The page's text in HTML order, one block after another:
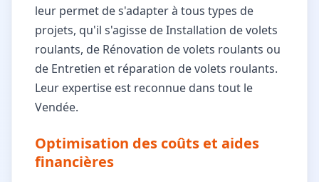
leur permet de s'adapter à tous types de
projets, qu'il s'agisse de Installation de volets
roulants, de Rénovation de volets roulants ou
de Entretien et réparation de volets roulants.
Leur expertise est reconnue dans tout le
Vendée.
Optimisation des coûts et aides
financières